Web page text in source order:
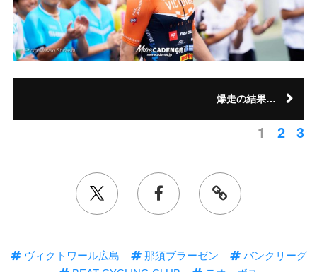
爆走の結果…
1 2 3
ヴィクトワール広島 那須ブラーゼン
バンクリーグ